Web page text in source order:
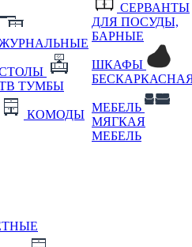
ТУМБЫ
КОМОДЫ
СЕРВАНТЫ
ДЛЯ ПОСУДЫ,
БАРНЫЕ
ШКАФЫ
МЕБЕЛЬ
МЯГКАЯ
МЕБЕЛЬ